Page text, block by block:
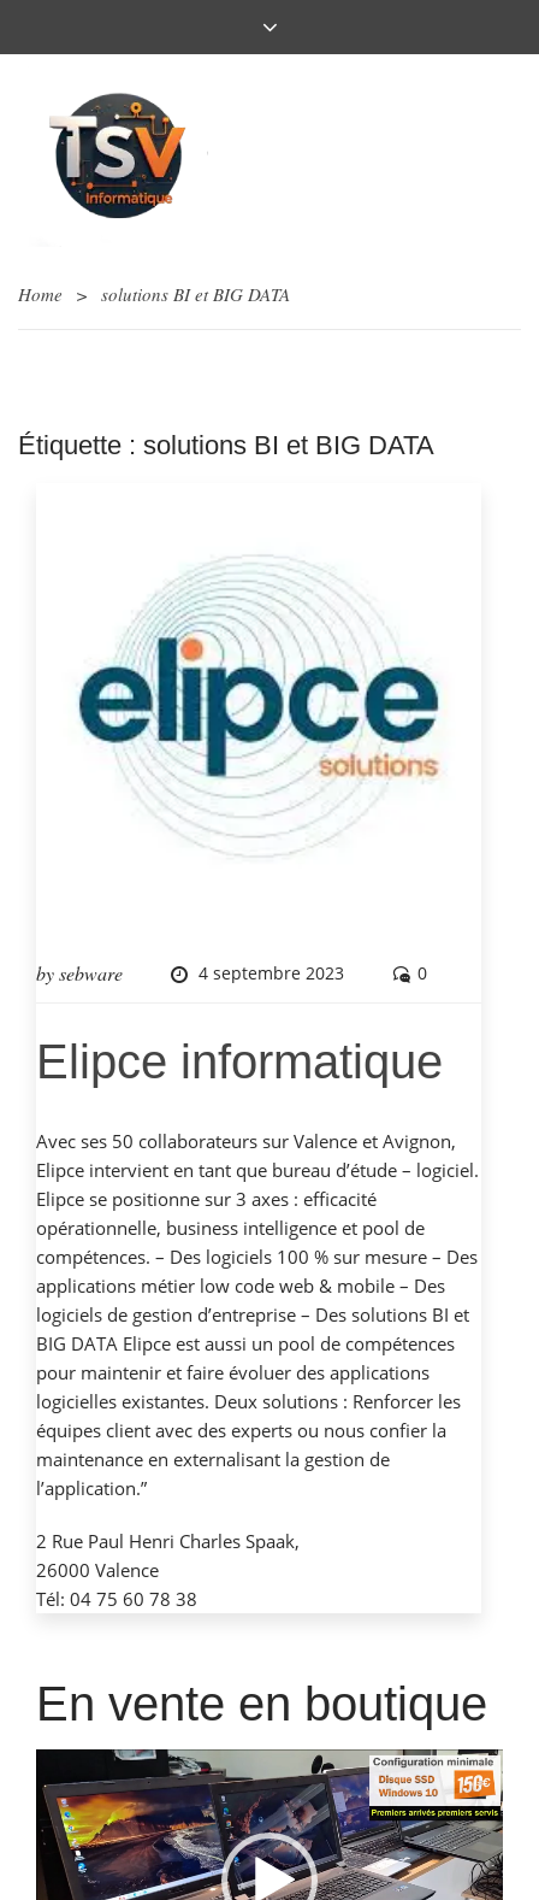
Home > solutions BI et BIG DATA
Étiquette : solutions BI et BIG DATA
bysebware 4 septembre 2023 0
Elipce informatique
Avec ses 50 collaborateurs sur Valence et Avignon,
Elipce intervient en tant que bureau d’étude – logiciel.
Elipce se positionne sur 3 axes : efficacité
opérationnelle, business intelligence et pool de
compétences. – Des logiciels 100 % sur mesure – Des
applications métier low code web & mobile – Des
logiciels de gestion d’entreprise – Des solutions BI et
BIG DATA Elipce est aussi un pool de compétences
pour maintenir et faire évoluer des applications
logicielles existantes. Deux solutions : Renforcer les
équipes client avec des experts ou nous confier la
maintenance en externalisant la gestion de
l’application.”
2 Rue Paul Henri Charles Spaak,
26000 Valence
Tél: 04 75 60 78 38
En vente en boutique
vidéo